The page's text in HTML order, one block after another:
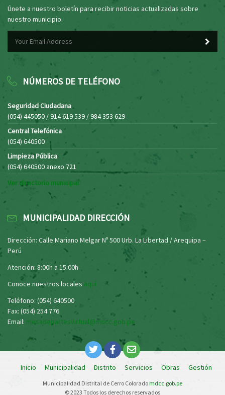
Únete a nuestro boletín para recibir noticias actualizadas sobre
nuestro municipio.
NÚMEROS DE TELÉFONO
Seguridad Ciudadana
(054) 445050 / 914 619 539 / 984 353 629
Central Telefónica
(054) 640500
Limpieza Pública
(054) 640500 anexo 721
Ver directorio municipal
MUNICIPALIDAD DIRECCIÓN
Dirección: Calle Mariano Melgar Nº 500 Urb. La Libertad / Arequipa –
Perú
Atención: 8:00h a 15:00h
Conoce nuestros locales aquí
Teléfono: (054) 640500
Fax: (054) 254 776
Email: mesadepartesvirtual@mdcc.gob.pe
Inicio Municipalidad Distrito Servicios Obras Gestión
Municipalidad Distrital de Cerro Coloradomdcc.gob.pe
© 2023 Todos los derechos reservados